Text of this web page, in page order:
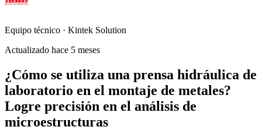
Equipo técnico · Kintek Solution
Actualizado hace 5 meses
¿Cómo se utiliza una prensa hidráulica de
laboratorio en el montaje de metales?
Logre precisión en el análisis de
microestructuras